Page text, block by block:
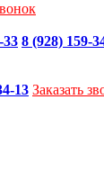
33 8 (928) 159-
13 Заказать